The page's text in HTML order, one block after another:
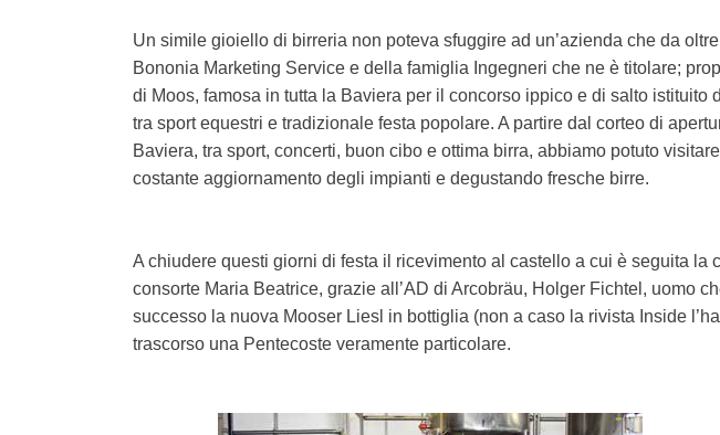
Un simile gioiello di birreria non poteva sfuggire ad un’azienda che da
Bononia Marketing Service e della famiglia Ingegneri che ne è titolare;
di Moos, famosa in tutta la Baviera per il concorso ippico e di salto
tra sport equestri e tradizionale festa popolare. A partire dal corteo di
Baviera, tra sport, concerti, buon cibo e ottima birra, abbiamo potuto
costante aggiornamento degli impianti e degustando fresche birre.
A chiudere questi giorni di festa il ricevimento al castello a cui è seguita
consorte Maria Beatrice, grazie all’AD di Arcobräu, Holger Fichtel, uomo
successo la nuova Mooser Liesl in bottiglia (non a caso la rivista Inside
trascorso una Pentecoste veramente particolare.